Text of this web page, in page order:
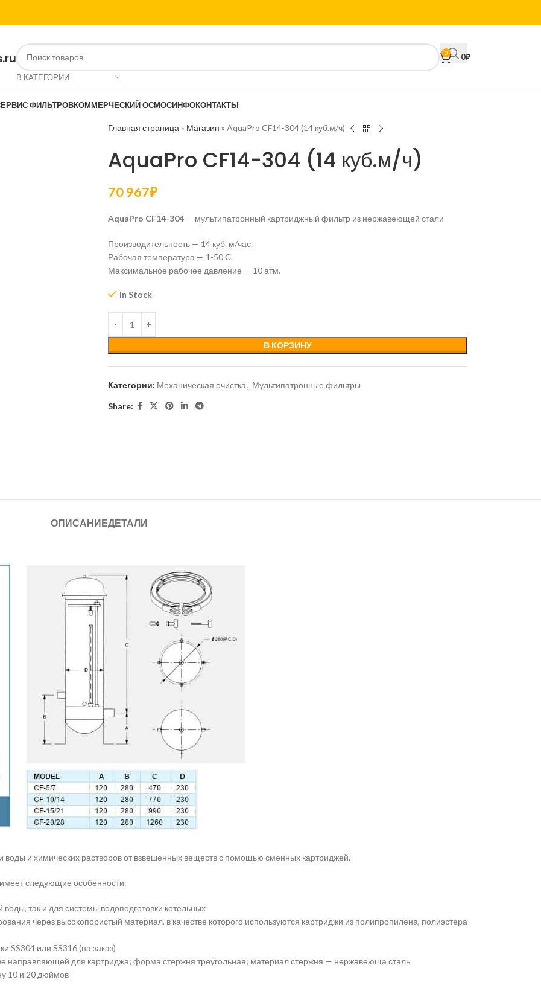
В КАТЕГОРИИ
0 0₽
ФИЛЬТРОВКОММЕРЧЕСКИЙ ОСМОСИНФОКОНТАКТЫ
Главная страница » Магазин » AquaPro CF14-304 (14 куб.м/ч)
AquaPro CF14-304 (14 куб.м/ч)
70 967₽
AquaPro CF14-304— мультипатронный картриджный фильтр из нержавеющей стали
Производительность — 14 куб. м/час.
Рабочая температура — 1-50 С.
Максимальное рабочее давление — 10 атм.
In Stock
В КОРЗИНУ
Категории: Механическая очистка, Мультипатронные фильтры
Share:
ОПИСАНИЕДЕТАЛИ
воды и химических растворов от взвешенных веществ с помощью сменных картриджей.
имеет следующие особенности:
так и для системы водоподготовки котельных
через высокопористый материал, в качестве которого используются картриджи из полипропилена, полиэстера
или SS316 (на заказ)
направляющей для картриджа; форма стержня треугольная; материал стержня — нержавеюща сталь
10 и 20 дюймов